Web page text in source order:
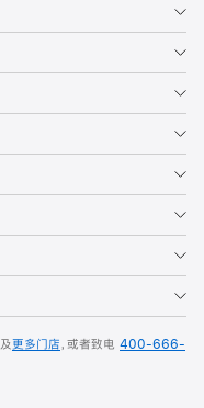
及更多门店，或者致电 400-666-